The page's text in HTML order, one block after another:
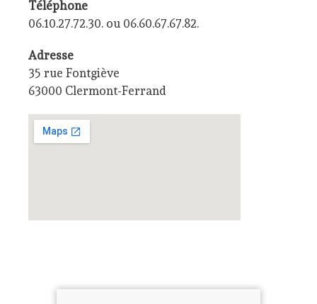
Téléphone
06.10.27.72.30. ou 06.60.67.67.82.
Adresse
35 rue Fontgiève
63000 Clermont-Ferrand